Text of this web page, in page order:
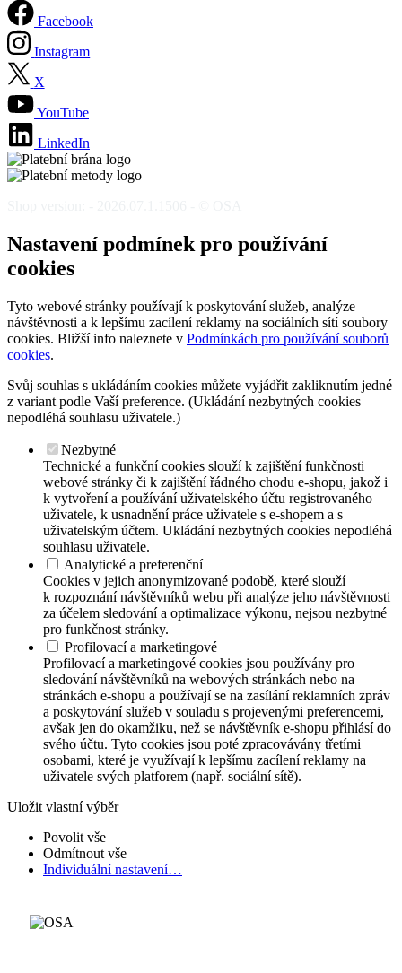
Facebook
Instagram
X
YouTube
LinkedIn
Nastavení podmínek pro používání
cookies
Tyto webové stránky používají k poskytování služeb, analýze
návštěvnosti a k lepšímu zacílení reklamy na sociálních sítí soubory
cookies. Bližší info naleznete v Podmínkách pro používání souborů
cookies.
Svůj souhlas s ukládáním cookies můžete vyjádřit zakliknutím jedné
z variant podle Vaší preference. (Ukládání nezbytných cookies
nepodléhá souhlasu uživatele.)
Nezbytné
Technické a funkční cookies slouží k zajištění funkčnosti
webové stránky či k zajištění řádného chodu e-shopu, jakož i
k vytvoření a používání uživatelského účtu registrovaného
uživatele, k usnadnění práce uživatele s e-shopem a s
uživatelským účtem. Ukládání nezbytných cookies nepodléhá
souhlasu uživatele.
Analytické a preferenční
Cookies v jejich anonymizované podobě, které slouží
k rozpoznání návštěvníků webu při analýze jeho návštěvnosti
za účelem sledování a optimalizace výkonu, nejsou nezbytné
pro funkčnost stránky.
Profilovací a marketingové
Profilovací a marketingové cookies jsou používány pro
sledování návštěvníků na webových stránkách nebo na
stránkách e-shopu a používají se na zasílání reklamních zpráv
a poskytování služeb v souladu s projevenými preferencemi,
avšak jen do okamžiku, než se návštěvník e-shopu přihlásí do
svého účtu. Tyto cookies jsou poté zpracovávány třetími
osobami, které je využívají k lepšímu zacílení reklamy na
uživatele svých platforem (např. sociální sítě).
Uložit vlastní výběr
Povolit vše
Odmítnout vše
Individuální nastavení…